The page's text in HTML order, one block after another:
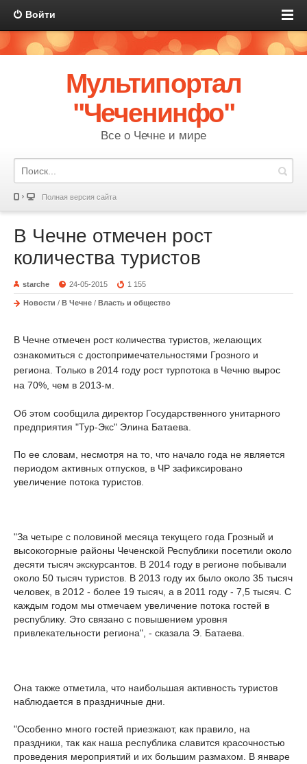
Войти
Мультипортал
"Чеченинфо"
Все о Чечне и мире
Полная версия сайта
В Чечне отмечен рост
количества туристов
starche 24-05-2015 1 155
Новости / В Чечне / Власть и общество
В Чечне отмечен рост количества туристов, желающих
ознакомиться с достопримечательностями Грозного и
региона. Только в 2014 году рост турпотока в Чечню вырос
на 70%, чем в 2013-м.
Об этом сообщила директор Государственного унитарного
предприятия "Тур-Экс" Элина Батаева.
По ее словам, несмотря на то, что начало года не является
периодом активных отпусков, в ЧР зафиксировано
увеличение потока туристов.
"За четыре с половиной месяца текущего года Грозный и
высокогорные районы Чеченской Республики посетили около
десяти тысяч экскурсантов. В 2014 году в регионе побывали
около 50 тысяч туристов. В 2013 году их было около 35 тысяч
человек, в 2012 - более 19 тысяч, а в 2011 году - 7,5 тысяч. С
каждым годом мы отмечаем увеличение потока гостей в
республику. Это связано с повышением уровня
привлекательности региона", - сказала Э. Батаева.
Она также отметила, что наибольшая активность туристов
наблюдается в праздничные дни.
"Особенно много гостей приезжают, как правило, на
праздники, так как наша республика славится красочностью
проведения мероприятий и их большим размахом. В январе